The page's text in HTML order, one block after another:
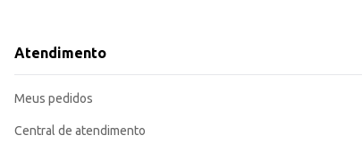
Atendimento
Meus pedidos
Central de atendimento